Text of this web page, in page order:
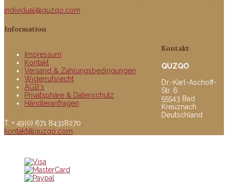
individual@quzqo.com
Information
Impressum
Kontakt
Versand & Zahlungsbedingungen
Widerrufsrecht
AGB's
Privatsphäre & Datenschutz
Händleranfragen
Kontakt
QUZQO
Dr.-Karl-Aschoff-
Str. 6
55543 Bad
Kreuznach
Deutschland
T. + 49(0) 671 84318270
kontakt@quzqo.com